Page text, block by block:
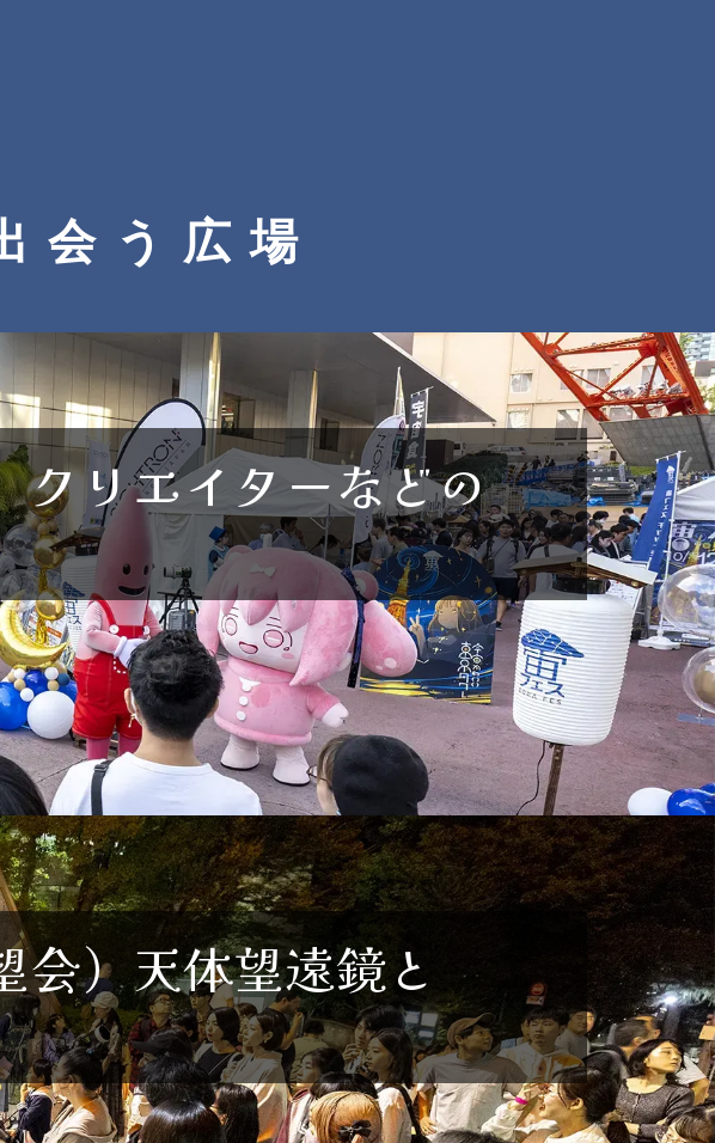
会う広場
クリエイターなどの
会）天体望遠鏡と